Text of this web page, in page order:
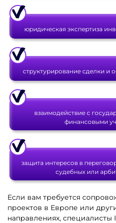
юридическая экспертиза
структурирование сделки и
взаимодействие с
финансовыми
защита интересов в
судебных или
Если вам требуется
проектов в Европе или
направлениях, специалисты